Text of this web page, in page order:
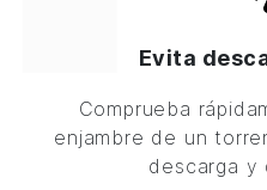
Evita
Comprueba
enjambre de un
descarga y